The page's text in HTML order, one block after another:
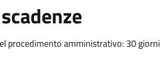
procedimento amministrativo: 30 giorni